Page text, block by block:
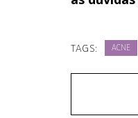
TAGS: ACNE